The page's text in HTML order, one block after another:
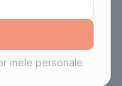
mele personale.